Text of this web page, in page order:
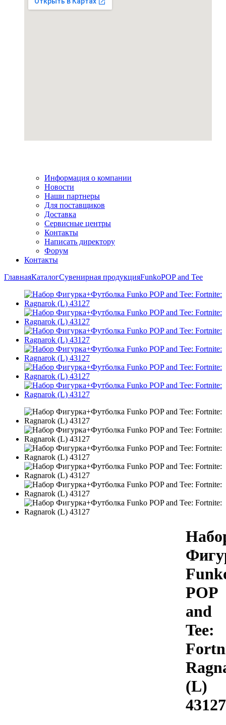
Информация о компании
Новости
Наши партнеры
Для поставщиков
Доставка
Сервисные центры
Контакты
Написать директору
Форум
Контакты
ГлавнаяКаталогСувенирная продукцияFunkoPOP and Tee
POP
and
Tee:
(L)
43127